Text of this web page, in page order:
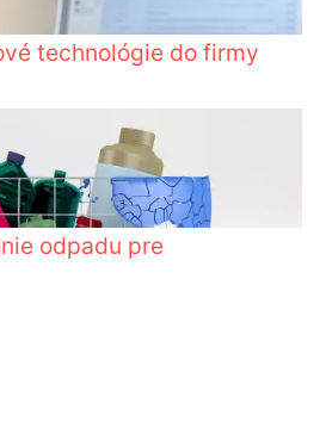
technológie do firmy
odpadu pre